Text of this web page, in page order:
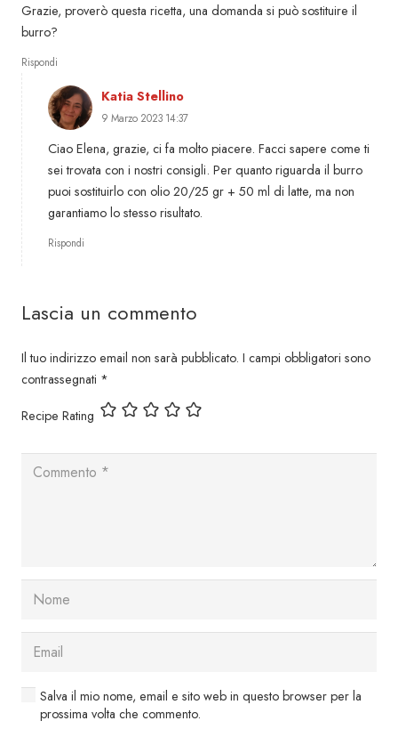
Grazie, proverò questa ricetta, una domanda si può sostituire il
burro?
Rispondi
Katia Stellino
9 Marzo 2023 14:37
Ciao Elena, grazie, ci fa molto piacere. Facci sapere come ti
sei trovata con i nostri consigli. Per quanto riguarda il burro
puoi sostituirlo con olio 20/25 gr + 50 ml di latte, ma non
garantiamo lo stesso risultato.
Rispondi
Lascia un commento
Il tuo indirizzo email non sarà pubblicato. I campi obbligatori sono
contrassegnati *
Recipe Rating
Salva il mio nome, email e sito web in questo browser per la
prossima volta che commento.